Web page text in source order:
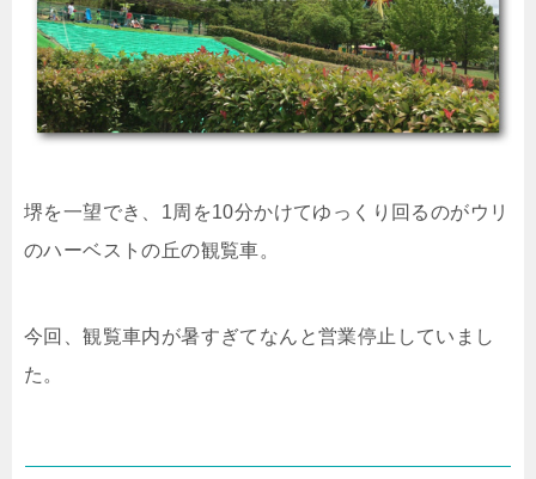
堺を一望でき、1周を10分かけてゆっくり回るのがウリ
のハーベストの丘の観覧車。
今回、観覧車内が暑すぎてなんと営業停止していまし
た。